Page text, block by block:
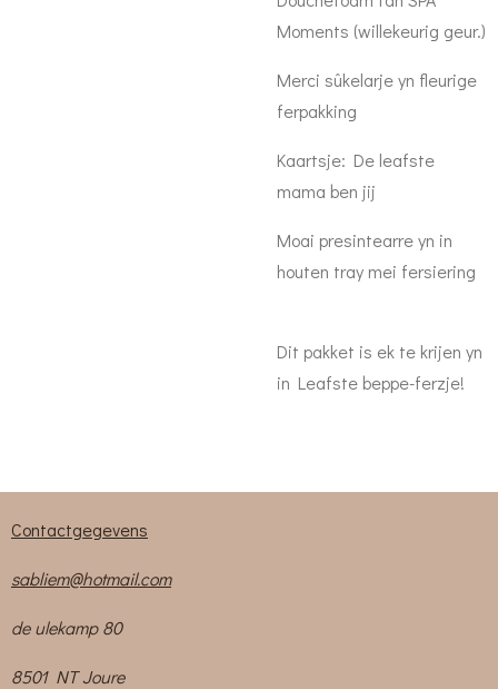
Moments (willekeurig geur.)
Merci sûkelarje yn fleurige
ferpakking
Kaartsje: De leafste
mama ben jij
Moai presintearre yn in
houten tray mei fersiering
Dit pakket is ek te krijen yn
in Leafste beppe-ferzje!
Contactgegevens
sabliem@hotmail.com
de ulekamp 80
8501 NT Joure